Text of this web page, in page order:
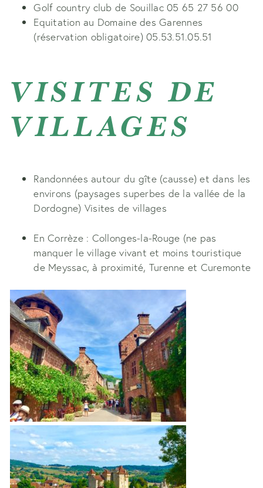
Golf country club de Souillac 05 65 27 56 00
Equitation au Domaine des Garennes
(réservation obligatoire) 05.53.51.05.51
VISITES DE
VILLAGES
Randonnées autour du gîte (causse) et dans les
environs (paysages superbes de la vallée de la
Dordogne) Visites de villages
En Corrèze : Collonges-la-Rouge (ne pas
manquer le village vivant et moins touristique
de Meyssac, à proximité, Turenne et Curemonte